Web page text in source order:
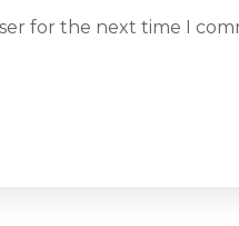
for the next time I